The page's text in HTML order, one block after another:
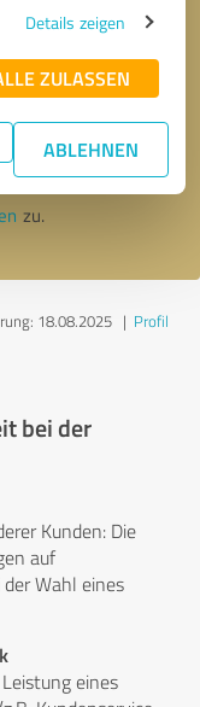
Details zeigen
ZULASSEN
ABLEHNEN
* Erforderliche Angaben
zu.
18.08.2025| Profil
bei der
Kunden: Die
auf
Wahl eines
eines